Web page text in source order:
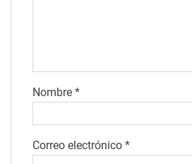
Nombre *
Correo electrónico *